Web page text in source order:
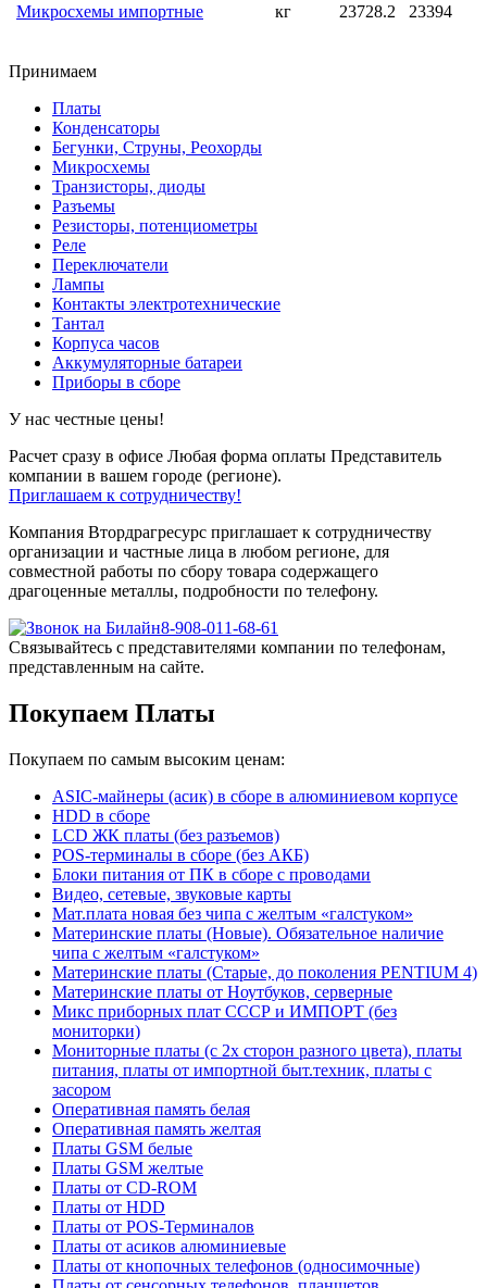
Микросхемы импортные
кг 23728.2 23394
Принимаем
Платы
Конденсаторы
Бегунки, Струны, Реохорды
Микросхемы
Транзисторы, диоды
Разъемы
Резисторы, потенциометры
Реле
Переключатели
Лампы
Контакты электротехнические
Тантал
Корпуса часов
Аккумуляторные батареи
Приборы в сборе
У нас честные цены!
Расчет сразу в офисе Любая форма оплаты Представитель
компании в вашем городе (регионе).
Приглашаем к сотрудничеству!
Компания Втордрагресурс приглашает к сотрудничеству
организации и частные лица в любом регионе, для
совместной работы по сбору товара содержащего
драгоценные металлы, подробности по телефону.
8-908-011-68-61
Связывайтесь с представителями компании по телефонам,
представленным на сайте.
Покупаем Платы
Покупаем по самым высоким ценам:
ASIC-майнеры (асик) в сборе в алюминиевом корпусе
HDD в сборе
LCD ЖК платы (без разъемов)
POS-терминалы в сборе (без АКБ)
Блоки питания от ПК в сборе с проводами
Видео, сетевые, звуковые карты
Мат.плата новая без чипа с желтым «галстуком»
Материнские платы (Новые). Обязательное наличие
чипа с желтым «галстуком»
Материнские платы (Старые, до поколения PENTIUM 4)
Материнские платы от Ноутбуков, серверные
Микс приборных плат СССР и ИМПОРТ (без
мониторки)
Мониторные платы (с 2х сторон разного цвета), платы
питания, платы от импортной быт.техник, платы с
засором
Оперативная память белая
Оперативная память желтая
Платы GSM белые
Платы GSM желтые
Платы от CD-ROM
Платы от HDD
Платы от POS-Терминалов
Платы от асиков алюминиевые
Платы от кнопочных телефонов (односимочные)